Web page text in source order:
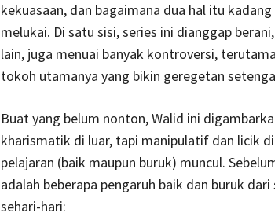
kekuasaan, dan bagaimana dua hal itu
melukai. Di satu sisi, series ini dianggap
lain, juga menuai banyak kontroversi,
tokoh utamanya yang bikin geregetan
Buat yang belum nonton, Walid ini
kharismatik di luar, tapi manipulatif dan licik
pelajaran (baik maupun buruk) muncul.
adalah beberapa pengaruh baik dan buruk dari
sehari-hari: